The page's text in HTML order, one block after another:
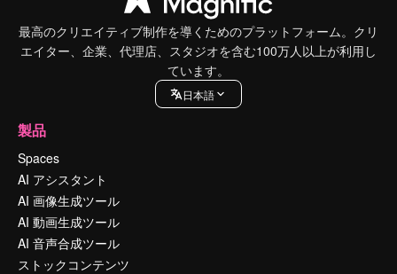
最高のクリエイティブ制作を導くためのプラットフォーム。クリ
エイター、企業、代理店、スタジオを含む100万人以上が利用し
ています。
日本語
製品
Spaces
AI アシスタント
AI 画像生成ツール
AI 動画生成ツール
AI 音声合成ツール
ストックコンテンツ